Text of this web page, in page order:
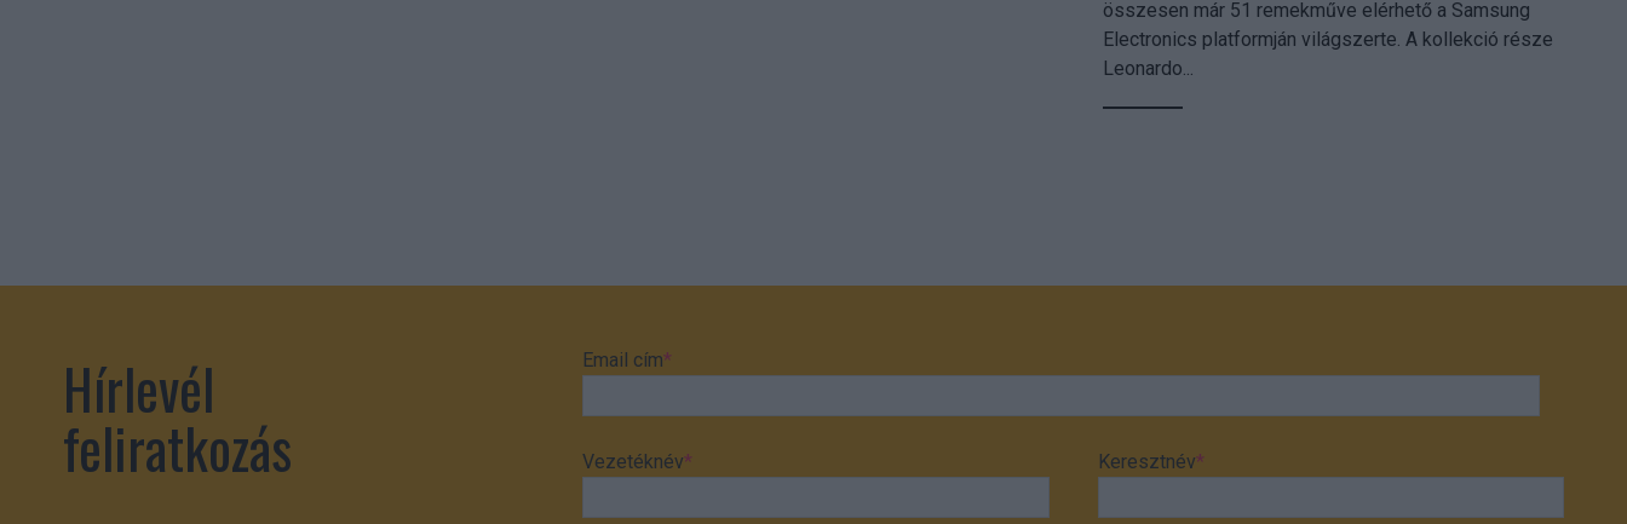
összesen már 51 remekműve elérhető a Samsung
Electronics platformján világszerte. A kollekció része
Leonardo...
Hírlevél
feliratkozás
Email cím*
Vezetéknév* Keresztnév*